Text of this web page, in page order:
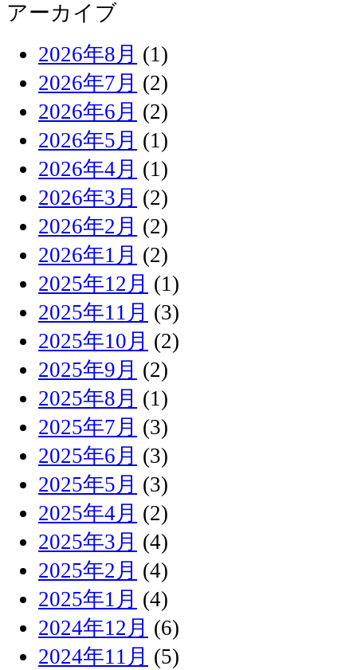
アーカイブ
2026年8月 (1)
2026年7月 (2)
2026年6月 (2)
2026年5月 (1)
2026年4月 (1)
2026年3月 (2)
2026年2月 (2)
2026年1月 (2)
2025年12月 (1)
2025年11月 (3)
2025年10月 (2)
2025年9月 (2)
2025年8月 (1)
2025年7月 (3)
2025年6月 (3)
2025年5月 (3)
2025年4月 (2)
2025年3月 (4)
2025年2月 (4)
2025年1月 (4)
2024年12月 (6)
2024年11月 (5)